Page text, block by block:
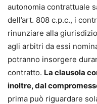
autonomia contrattuale
dell’art. 808 c.p.c., i
rinunziare alla
agli arbitri da essi
potranno insorgere
contratto. La clausola
inoltre, dal
prima può riguardare